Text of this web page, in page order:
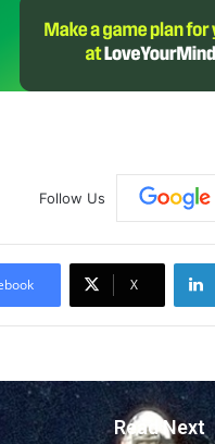
Follow Us
X
Read Next